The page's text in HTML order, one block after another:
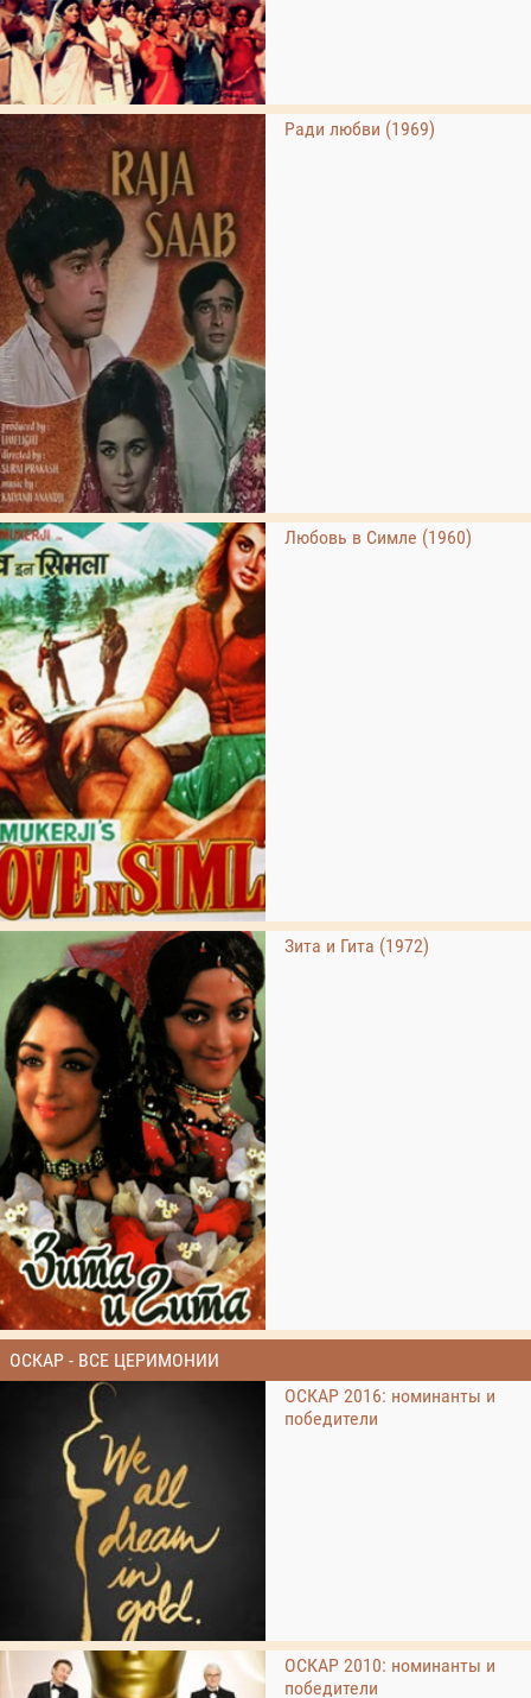
Ради любви (1969)
Любовь в Симле (1960)
Зита и Гита (1972)
ОСКАР - ВСЕ ЦЕРИМОНИИ
ОСКАР 2016: номинанты и
победители
ОСКАР 2010: номинанты и
победители